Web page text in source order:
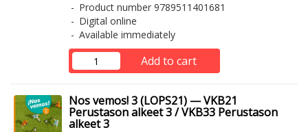
Product number 9789511401681
Digital online
Available immediately
Add to cart
Nos vemos! 3 (LOPS21) — VKB21
Perustason alkeet 3 / VKB33 Perustason
alkeet 3